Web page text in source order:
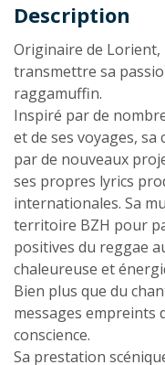
Description
Description
Originaire de Lorient,
transmettre sa
raggamuffin.
Inspiré par de
et de ses voyages, sa
par de nouveaux
ses propres lyrics
internationales. Sa
territoire BZH pour
positives du reggae
chaleureuse et
Bien plus que du
messages empreints
conscience.
Sa prestation